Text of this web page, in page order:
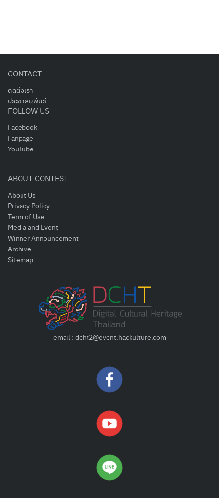
CONTACT
ติดต่อเรา
ประชาสัมพันธ์
FOLLOW US
Facebook
Fanpage
YouTube
ABOUT CONTEST
About Us
Privacy Policy
Term of Use
Media and Event
Winner Announcement
Archive
Sitemap
email : dcht2@event.hackulture.com